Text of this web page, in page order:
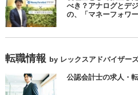
べき？アナログとデ
の、「マネーフォワ
転職情報 by レックスアドバイザー
公認会計士の求人・